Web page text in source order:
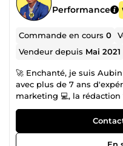
Performance
Commande en cours0
Vendeur depuis Mai 2021
🚀 Enchanté, je suis
avec plus de 7 ans
marketing 💻, la
d'audience 📈, le
référencement SEO 🔎
aspect du domaine. 💪 À
comprenant plus de 10